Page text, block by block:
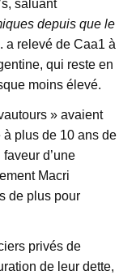
saluant
depuis que le
. a relevé de Caa1 à
qui reste en
moins élevé.
» avaient
plus de 10 ans de
d’une
Macri
de plus pour
privés de
de leur dette,